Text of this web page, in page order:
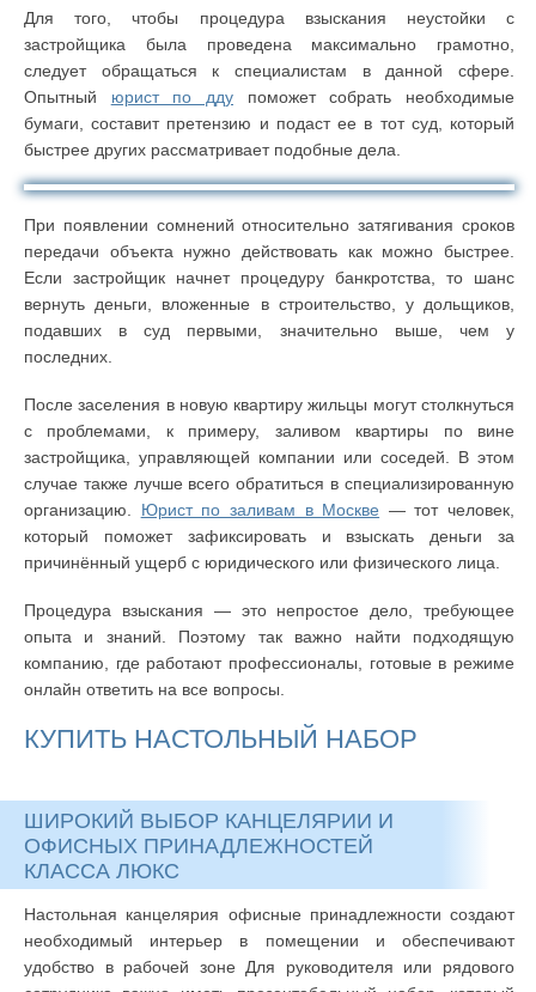
Для того, чтобы процедура взыскания неустойки с
застройщика была проведена максимально грамотно,
следует обращаться к специалистам в данной сфере.
Опытный юрист по дду поможет собрать необходимые
бумаги, составит претензию и подаст ее в тот суд, который
быстрее других рассматривает подобные дела.
При появлении сомнений относительно затягивания сроков
передачи объекта нужно действовать как можно быстрее.
Если застройщик начнет процедуру банкротства, то шанс
вернуть деньги, вложенные в строительство, у дольщиков,
подавших в суд первыми, значительно выше, чем у
последних.
После заселения в новую квартиру жильцы могут столкнуться
с проблемами, к примеру, заливом квартиры по вине
застройщика, управляющей компании или соседей. В этом
случае также лучше всего обратиться в специализированную
организацию. Юрист по заливам в Москве — тот человек,
который поможет зафиксировать и взыскать деньги за
причинённый ущерб с юридического или физического лица.
Процедура взыскания — это непростое дело, требующее
опыта и знаний. Поэтому так важно найти подходящую
компанию, где работают профессионалы, готовые в режиме
онлайн ответить на все вопросы.
КУПИТЬ НАСТОЛЬНЫЙ НАБОР
ШИРОКИЙ ВЫБОР КАНЦЕЛЯРИИ И
ОФИСНЫХ ПРИНАДЛЕЖНОСТЕЙ
КЛАССА ЛЮКС
Настольная канцелярия офисные принадлежности создают
необходимый интерьер в помещении и обеспечивают
удобство в рабочей зоне Для руководителя или рядового